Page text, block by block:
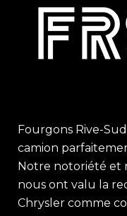
Fourgons Rive-
camion
Notre notoriété et
nous ont valu la
Chrysler comme